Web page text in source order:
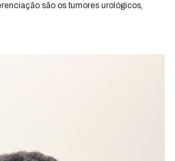
são os tumores urológicos,